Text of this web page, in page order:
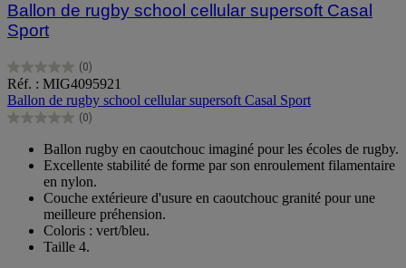
Ballon de rugby school cellular supersoft Casal
Sport
(0)
0.0
sur
5
étoiles.
Réf. : MIG4095921
Ballon de rugby school cellular supersoft Casal Sport
(0)
0.0
étoiles.
Ballon rugby en caoutchouc imaginé pour les écoles de rugby.
Excellente stabilité de forme par son enroulement filamentaire
en nylon.
Couche extérieure d'usure en caoutchouc granité pour une
meilleure préhension.
Coloris : vert/bleu.
Taille 4.